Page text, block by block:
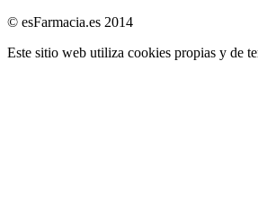
© esFarmacia.es 2014
Este sitio web utiliza cookies propias y de